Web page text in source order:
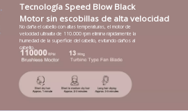
Tecnología Speed ​​Blow Black
Motor sin escobillas de alta velocidad
No daña el cabello con altas temperaturas, el motor de
velocidad ultraalta de 110.000 rpm elimina rápidamente la
humedad de la superficie del cabello, evitando daños al
cabello.